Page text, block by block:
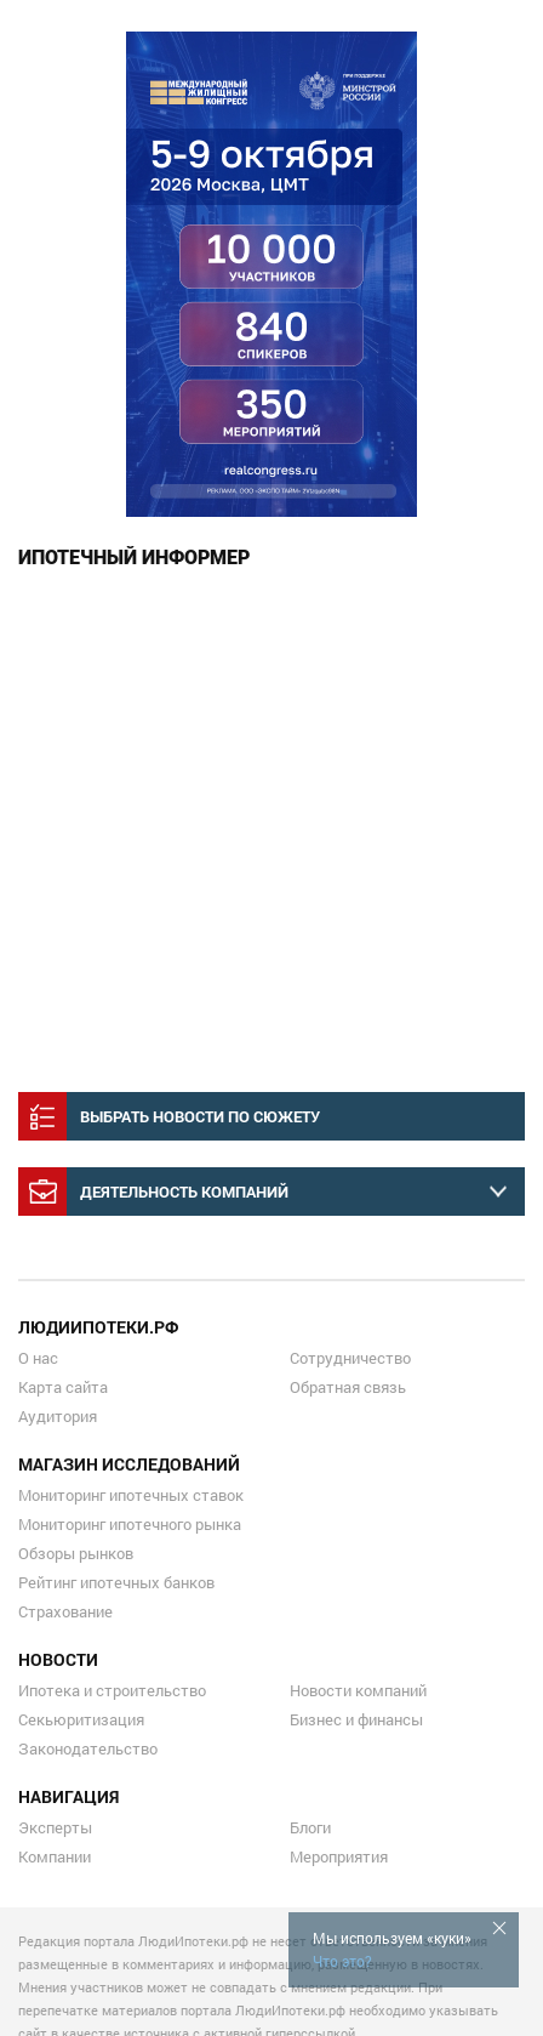
ИПОТЕЧНЫЙ ИНФОРМЕР
ВЫБРАТЬ НОВОСТИ ПО СЮЖЕТУ
ДЕЯТЕЛЬНОСТЬ КОМПАНИЙ
Мы используем «куки»
Что это?
ЛЮДИИПОТЕКИ.РФ
О нас
Карта сайта
Аудитория
Сотрудничество
Обратная связь
МАГАЗИН ИССЛЕДОВАНИЙ
Мониторинг ипотечных ставок
Мониторинг ипотечного рынка
Обзоры рынков
Рейтинг ипотечных банков
Страхование
НОВОСТИ
Ипотека и строительство
Секьюритизация
Законодательство
Новости компаний
Бизнес и финансы
НАВИГАЦИЯ
Эксперты
Компании
Блоги
Мероприятия
Редакция портала ЛюдиИпотеки.рф не несет ответственности за мнения
размещенные в комментариях и информацию, размещенную в новостях.
Мнения участников может не совпадать с мнением редакции. При
перепечатке материалов портала ЛюдиИпотеки.рф необходимо указывать